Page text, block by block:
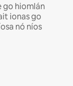
go hiomlán
ionas go
nó níos